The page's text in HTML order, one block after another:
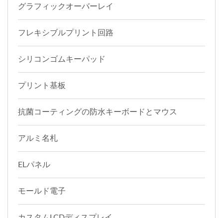
グラフィックオーバーレイ
フレキシブルプリント回路
シリコンゴムキーパッド
プリント基板
抗菌コーティングの防水キーボードとマウス
アルミ名札
ELパネル
モールド電子